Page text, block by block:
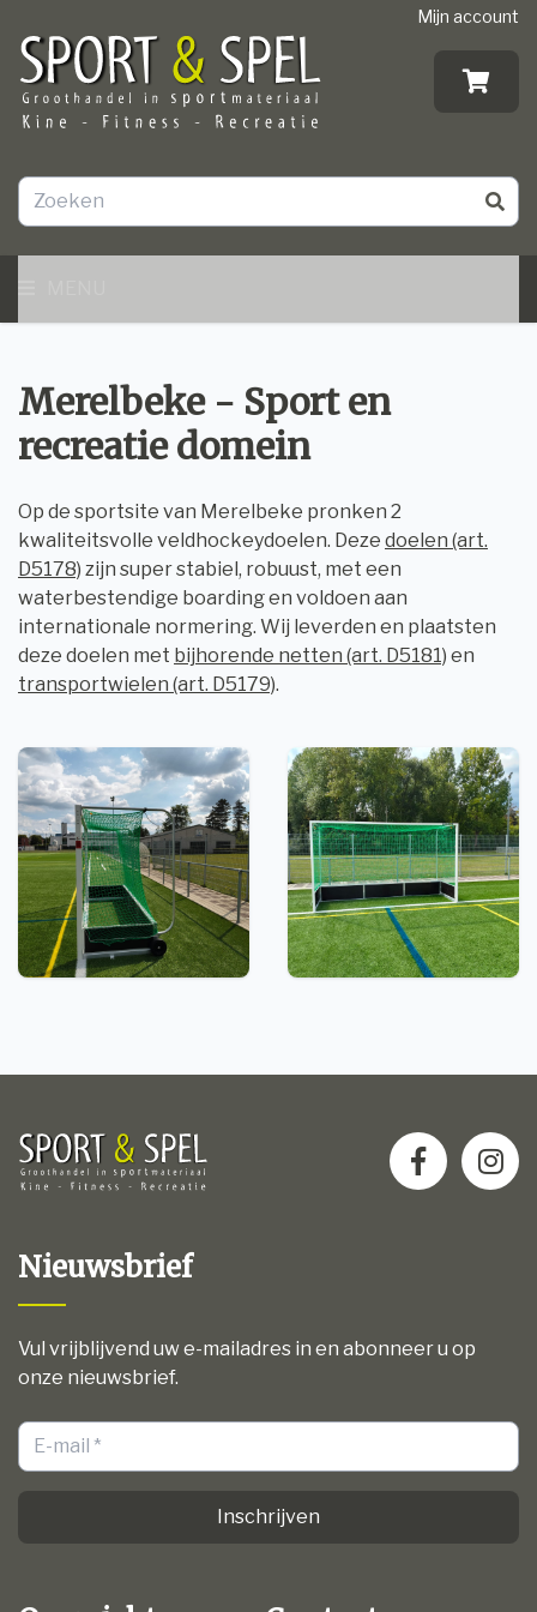
Mijn account
Merelbeke - Sport en
recreatie domein
Op de sportsite van Merelbeke pronken 2
kwaliteitsvolle veldhockeydoelen. Deze doelen (art.
D5178) zijn super stabiel, robuust, met een
waterbestendige boarding en voldoen aan
internationale normering. Wij leverden en plaatsten
deze doelen met bijhorende netten (art. D5181) en
transportwielen (art. D5179).
Nieuwsbrief
Vul vrijblijvend uw e-mailadres in en abonneer u op
onze nieuwsbrief.
Inschrijven